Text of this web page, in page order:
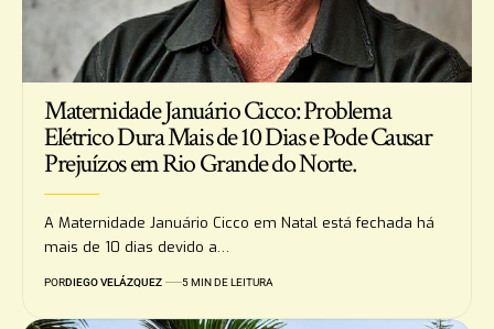
Maternidade Januário Cicco: Problema
Elétrico Dura Mais de 10 Dias e Pode Causar
Prejuízos em Rio Grande do Norte.
A Maternidade Januário Cicco em Natal está fechada há
mais de 10 dias devido a…
PORDIEGO VELÁZQUEZ 5 MIN DE LEITURA